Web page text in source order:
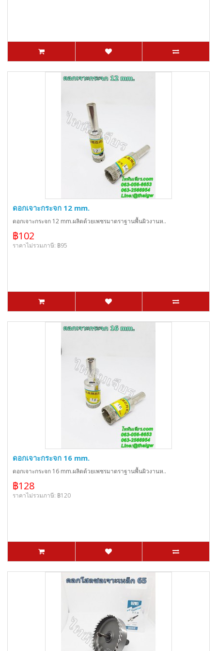
ดอกเจาะกระจก 12 mm.
ดอกเจาะกระจก 12 mm.ผลิตด้วยเพชรมาตราฐานพื้นผิวงานห..
฿102
ราคาไม่รวมภาษี: ฿95
ดอกเจาะกระจก 16 mm.
ดอกเจาะกระจก 16 mm.ผลิตด้วยเพชรมาตราฐานพื้นผิวงานห..
฿128
ราคาไม่รวมภาษี: ฿120